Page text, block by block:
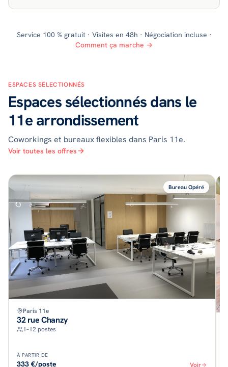
Service 100 % gratuit · Visites en 48h · Négociation incluse ·
Comment ça marche →
ESPACES SÉLECTIONNÉS
Espaces sélectionnés dans le
11e arrondissement
Coworkings et bureaux flexibles dans Paris 11e.
Voir toutes les offres
Bureau Opéré
Paris 11e
32 rue Chanzy
1–12 postes
À PARTIR DE
333 €/poste Voir